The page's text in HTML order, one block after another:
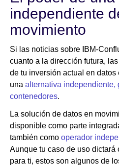
independiente
movimiento
Si las noticias sobre IBM-
cuanto a la dirección futura,
de tu inversión actual en
una alternativa independiente,
contenedores.
La solución de datos en
disponible como parte
también como operador
Aunque tu caso de uso dictará
para ti, estos son algunos de